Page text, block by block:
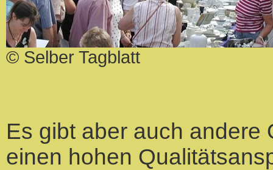
© Selber Tagblatt
Es gibt aber auch andere
einen hohen